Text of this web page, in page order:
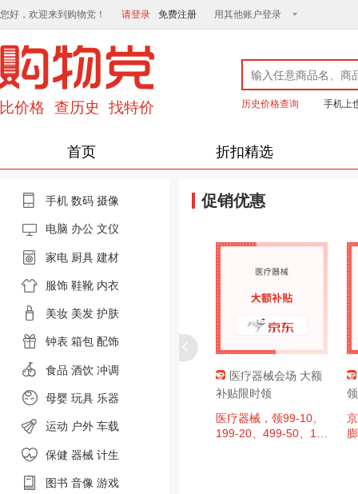
您好，欢迎来到购物党！ 请登录 免费注册 用其他账户登录
历史价格查询 手机上
首页 折扣精选
手机 数码 摄像
电脑 办公 文仪
家电 厨具 建材
服饰 鞋靴 内衣
美妆 美发 护肤
钟表 箱包 配饰
食品 酒饮 冲调
母婴 玩具 乐器
运动 户外 车载
保健 器械 计生
图书 音像 游戏
促销优惠
消费券，
高9折，单
今日必买：
肇庆消费券
区域补贴至
件补贴500
京东超市 黑色星期
五 领满200-20元优惠
周四20点：京东超市
黑色星期五 领满200-2
0元优惠券×3张（周四
20点可用）
医疗器械会场 大额
补贴限时领
医疗器械，领99-10、
199-20、499-50、14